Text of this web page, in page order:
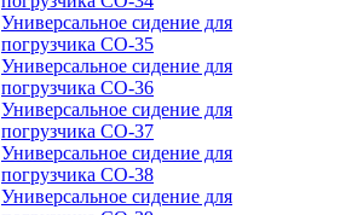
Универсальное сидение для
погрузчика CO-35
Универсальное сидение для
погрузчика CO-36
Универсальное сидение для
погрузчика CO-37
Универсальное сидение для
погрузчика CO-38
Универсальное сидение для